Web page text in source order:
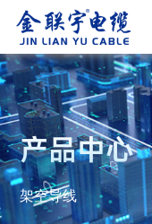
产品中心
架空导线